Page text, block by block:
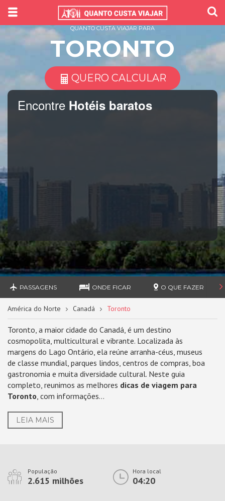
Encontre Hotéis baratos
QUANTO CUSTA VIAJAR PARA
TORONTO
QUERO CALCULAR
PASSAGENS ONDE FICAR O QUE FAZER
América do Norte Canadá Toronto
Toronto, a maior cidade do Canadá, é um destino
cosmopolita, multicultural e vibrante. Localizada às
margens do Lago Ontário, ela reúne arranha-céus, museus
de classe mundial, parques lindos, centros de compras, boa
gastronomia e muita diversidade cultural. Neste guia
completo, reunimos as melhores dicas de viagem para
Toronto, com informações...
LEIA MAIS
População
2.615 milhões
Hora local
04:20